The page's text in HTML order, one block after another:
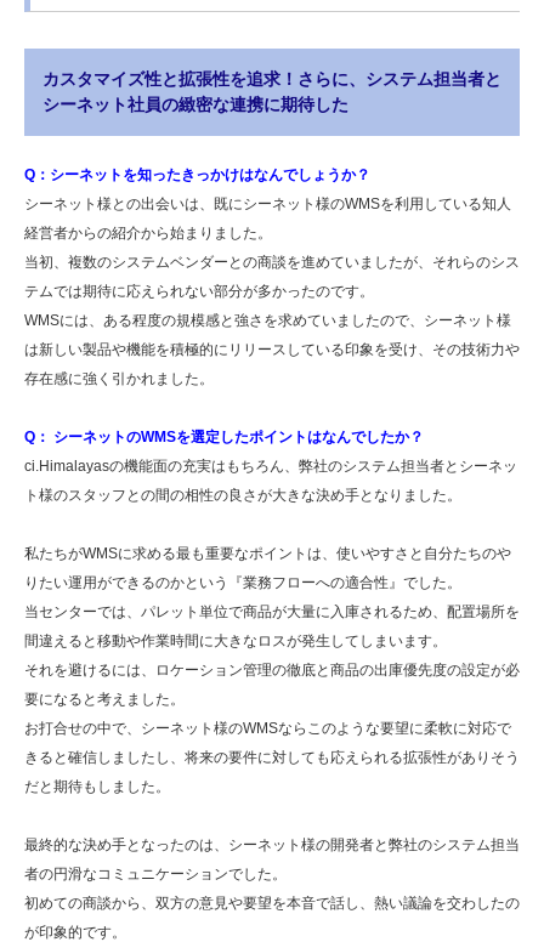
カスタマイズ性と拡張性を追求！さらに、システム担当者と
シーネット社員の緻密な連携に期待した
Q：シーネットを知ったきっかけはなんでしょうか？
シーネット様との出会いは、既にシーネット様のWMSを利用している知人
経営者からの紹介から始まりました。
当初、複数のシステムベンダーとの商談を進めていましたが、それらのシス
テムでは期待に応えられない部分が多かったのです。
WMSには、ある程度の規模感と強さを求めていましたので、シーネット様
は新しい製品や機能を積極的にリリースしている印象を受け、その技術力や
存在感に強く引かれました。
Q： シーネットのWMSを選定したポイントはなんでしたか？
ci.Himalayasの機能面の充実はもちろん、弊社のシステム担当者とシーネッ
ト様のスタッフとの間の相性の良さが大きな決め手となりました。
私たちがWMSに求める最も重要なポイントは、使いやすさと自分たちのや
りたい運用ができるのかという『業務フローへの適合性』でした。
当センターでは、パレット単位で商品が大量に入庫されるため、配置場所を
間違えると移動や作業時間に大きなロスが発生してしまいます。
それを避けるには、ロケーション管理の徹底と商品の出庫優先度の設定が必
要になると考えました。
お打合せの中で、シーネット様のWMSならこのような要望に柔軟に対応で
きると確信しましたし、将来の要件に対しても応えられる拡張性がありそう
だと期待もしました。
最終的な決め手となったのは、シーネット様の開発者と弊社のシステム担当
者の円滑なコミュニケーションでした。
初めての商談から、双方の意見や要望を本音で話し、熱い議論を交わしたの
が印象的です。